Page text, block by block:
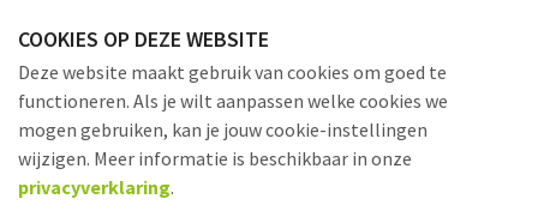
links
over
Jump
to
navigation
Word nu lid
COOKIES OP DEZE WEBSITE
Deze website maakt gebruik van cookies om goed te
functioneren. Als je wilt aanpassen welke cookies we
mogen gebruiken, kan je jouw cookie-instellingen
wijzigen. Meer informatie is beschikbaar in onze
privacyverklaring.